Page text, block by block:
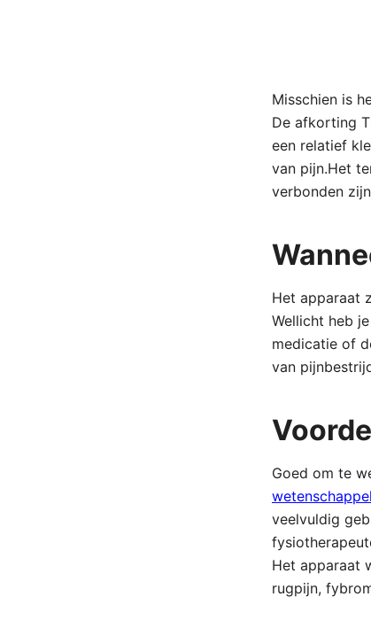
Misschien is
De afkorting
een relatief
van pijn.Het
verbonden
Het apparaat
Wellicht heb
medicatie of
van
Goed om te
veelvuldig
Het apparaat
rugpijn,